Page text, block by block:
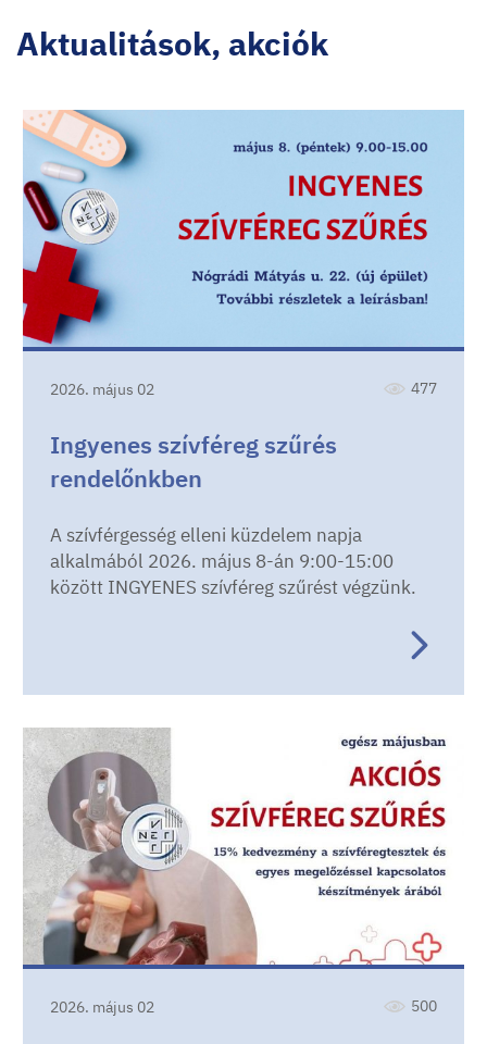
Aktualitások, akciók
2026. május 02 477
Ingyenes szívféreg szűrés
rendelőnkben
A szívférgesség elleni küzdelem napja
alkalmából 2026. május 8-án 9:00-15:00
között INGYENES szívféreg szűrést végzünk.
2026. május 02 500